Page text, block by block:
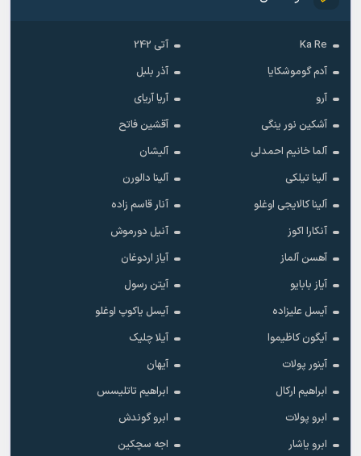
Ka Re
آتی 242
آدم گوموشکایا
آذر بلبل
آرو
آریا آریای
آشکین نور ینگی
آقشین فاتح
آلما خانیم احمدلی
آلیشان
آلینا تیلکی
آلینا دالورن
آلینا کالایجی اوغلو
آنار قاسم زاده
آنکارا اکوز
آنیل دورموش
آهسن آلماز
آیاز اردوغان
آیاز بابایو
آیتن رسول
آیسل علیزاده
آیسل یاکوپ اوغلو
آیگون کاظیموا
آیلا چلیک
آینور پولات
آیهان
ابراهیم ارکال
ابراهیم تاتلیسس
ابرو پولات
ابرو گوندش
ابرو یاشار
اجه سچکین